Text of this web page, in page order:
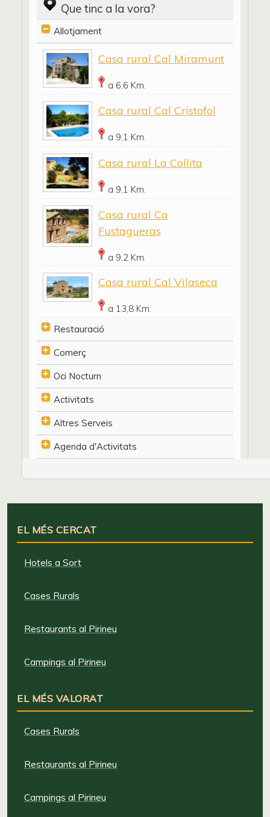
Que tinc a la vora?
Allotjament
Casa rural Cal Miramunt
a 6,6 Km.
Casa rural Cal Cristofol
a 9,1 Km.
Casa rural La Collita
a 9,1 Km.
Casa rural Ca
Fustagueras
a 9,2 Km.
Casa rural Cal Vilaseca
a 13,8 Km.
Restauració
Comerç
Oci Nocturn
Activitats
Altres Serveis
Agenda d'Activitats
EL MÉS CERCAT
Hotels a Sort
Cases Rurals
Restaurants al Pirineu
Campings al Pirineu
EL MÉS VALORAT
Cases Rurals
Restaurants al Pirineu
Campings al Pirineu